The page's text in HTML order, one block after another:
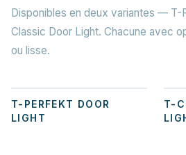
Disponibles en deux variantes —
Classic Door Light. Chacune avec
ou lisse.
T-PERFEKT DOOR
LIGHT
T-